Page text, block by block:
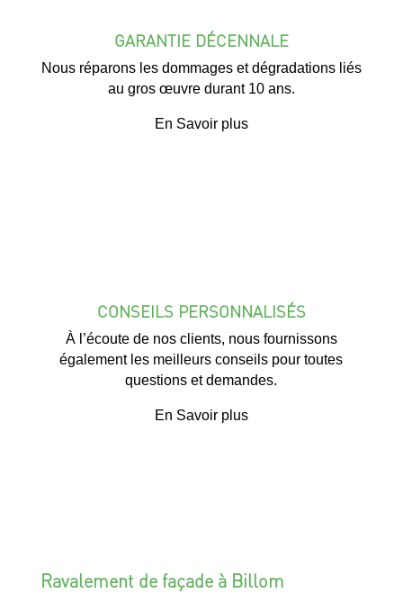
GARANTIE DÉCENNALE
Nous réparons les dommages et dégradations liés
au gros œuvre durant 10 ans.
En Savoir plus
CONSEILS PERSONNALISÉS
À l’écoute de nos clients, nous fournissons
également les meilleurs conseils pour toutes
questions et demandes.
En Savoir plus
Ravalement de façade à Billom